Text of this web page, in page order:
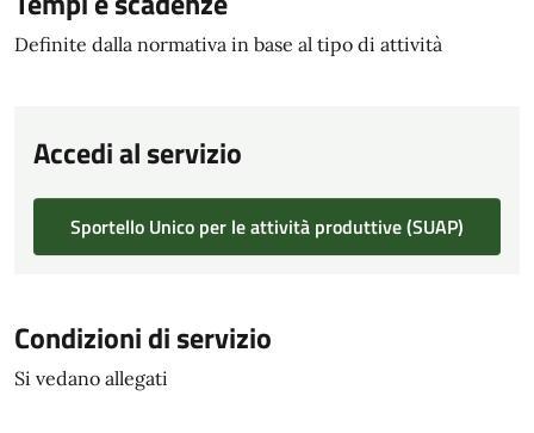
Definite dalla normativa in base al tipo di attività
Accedi al servizio
Sportello Unico per le attività produttive (SUAP)
Condizioni di servizio
Si vedano allegati